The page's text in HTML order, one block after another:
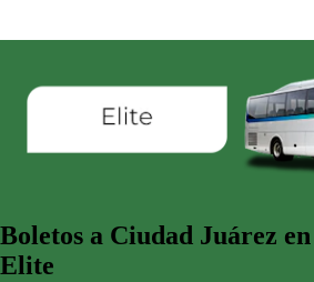
Boletos a Ciudad Juárez
Elite